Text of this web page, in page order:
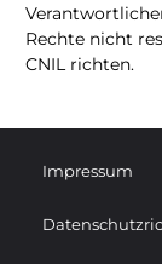
Rechte nicht
CNIL
Impressum